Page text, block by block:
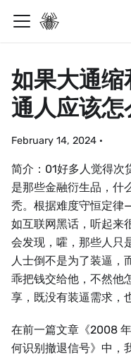
如果大通
通人应该怎
February 14, 2024 ·
简介：01好多人觉得次
是那些金融衍生品，什
秃。根据难度守恒定律
如互联网黑话，听起来
会发现，嚯，那些人只
人士倒不是为了装逼，
乖把钱交给他，不然他
享，既没有装逼需求，
在前一篇文章《2008
何识别撤退信号》中，